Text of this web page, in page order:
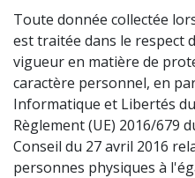
Toute donnée collectée
est traitée dans le respect
vigueur en matière de
caractère personnel, en
Informatique et Libertés
Règlement (UE) 2016/679
Conseil du 27 avril 2016
personnes physiques à